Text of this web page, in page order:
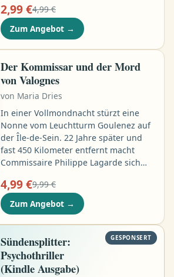
Unachtsamkeit sorgen schon auf der
Anreise für ein erstes Problem. Erst
viel zu spät wird ihr klar, in welchen
Schwierigkeiten sie steckt. Das
Gefühlschaos schlägt erbarmungslos
zu. Es droht sogar, ihre Freundschaft
mit Jason zu zerstören …
2,99 €4,99 €
Zum Angebot →
Der Kommissar und der Mord
von Valognes
von Maria Dries
In einer Vollmondnacht stürzt eine
Nonne vom Leuchtturm Goulenez auf
der Île-de-Sein. 22 Jahre später und
fast 450 Kilometer entfernt macht
Commissaire Philippe Lagarde sich
verabredet zum Dîner erschienen. Als
er den Geistlichen zu Hause aufsucht,
findet Lagarde den Mann erhängt.
Schnell stellt sich heraus, dass der
Freitod nur inszeniert war. Wer wollte
dem Pfarrer Böses …
4,99 €9,99 €
Zum Angebot →
GESPONSERT
Sündensplitter:
Psychothriller
(Kindle Ausgabe)